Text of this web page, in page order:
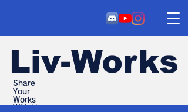
Liv-Works
Share
Your
Works